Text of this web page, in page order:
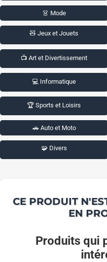
👗 Mode
🧸 Jeux et Jouets
📺 Art et Divertissement
💻 Informatique
🏆 Sports et Loisirs
🚗 Auto et Moto
🧩 Divers
CE PRODUIT
EN
Produits qui